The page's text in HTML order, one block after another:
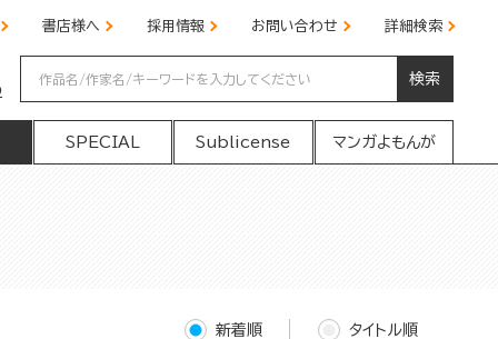
書店様へ 採用情報 お問い合わせ 詳細検索
検索
SPECIAL Sublicense マンガよもんが
新着順 タイトル順